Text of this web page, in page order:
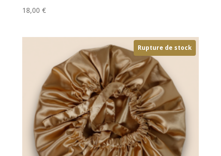
18,00 €
Rupture de stock